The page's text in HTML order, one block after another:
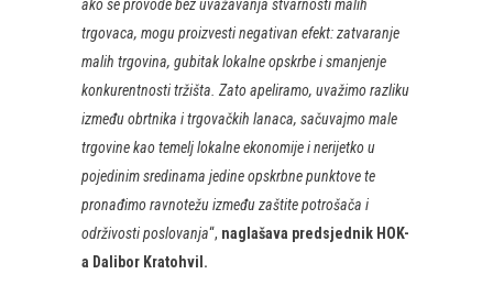
ako se provode bez uvažavanja stvarnosti malih
trgovaca, mogu proizvesti negativan efekt: zatvaranje
malih trgovina, gubitak lokalne opskrbe i smanjenje
konkurentnosti tržišta. Zato apeliramo, uvažimo razliku
između obrtnika i trgovačkih lanaca, sačuvajmo male
trgovine kao temelj lokalne ekonomije i nerijetko u
pojedinim sredinama jedine opskrbne punktove te
pronađimo ravnotežu između zaštite potrošača i
održivosti poslovanja“, naglašava predsjednik HOK-
a Dalibor Kratohvil.